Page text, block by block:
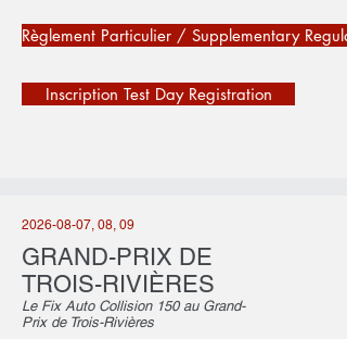
Règlement Particulier / Supplementary
Inscription Test Day Registration
2026-08-07, 08, 09
GRAND-PRIX DE
TROIS-RIVIÈRES
Le Fix Auto Collision 150 au Grand-
Prix de Trois-Rivières